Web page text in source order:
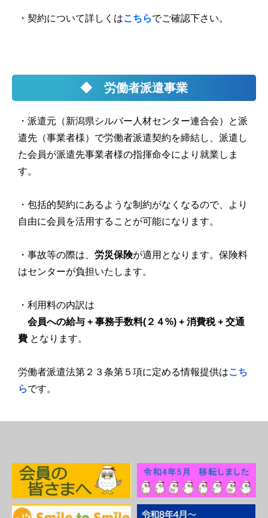
・契約について詳しくはこちらでご確認下さい。
◆ 労働者派遣事業
・派遣元（新潟県シルバー人材センター連合会）と派
遣先（事業者様）で労働者派遣契約を締結し、派遣し
た会員が派遣先事業者様の指揮命令により就業しま
す。
・包括的契約にあるような制約がなくなるので、より
自由に会員を活用することが可能になります。
・事故等の際は、 労災保険が適用となります。保険料
はセンターが負担いたします。
・利用料の内訳は
会員への給与 + 事務手数料(２４%) + 消費税 + 交通
費 となります。
労働者派遣法第２３条第５項に定める情報提供はこち
らです。